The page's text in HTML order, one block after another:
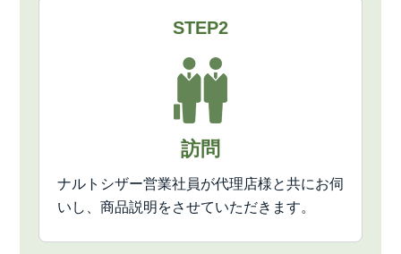
STEP2
訪問
ナルトシザー営業社員が代理店様と共にお伺
いし、商品説明をさせていただきます。